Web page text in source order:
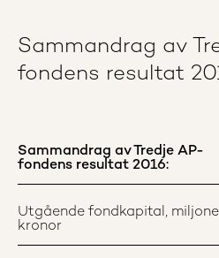
Sammandrag av
fondens resultat
Sammandrag av Tredje AP-
fondens resultat 2016:
Utgående fondkapital,
kronor